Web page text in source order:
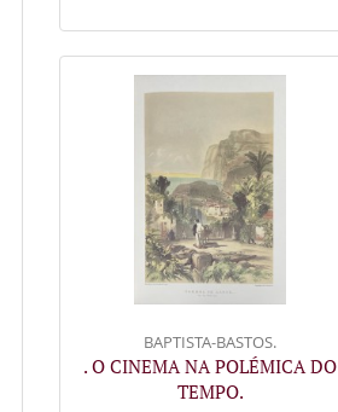
BAPTISTA-BASTOS.
. O CINEMA NA POLÉMICA DO
TEMPO.